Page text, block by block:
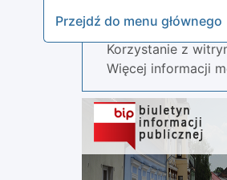
Przejdź do menu głównego
Nasza strona
Korzystanie z
Więcej informacji